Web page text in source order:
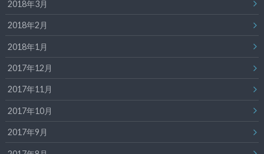
2018年3月
2018年2月
2018年1月
2017年12月
2017年11月
2017年10月
2017年9月